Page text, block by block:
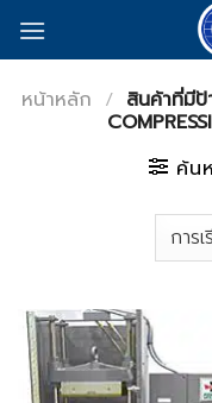
หน้าหลัก / สินค้าที่มีป้
ค้น